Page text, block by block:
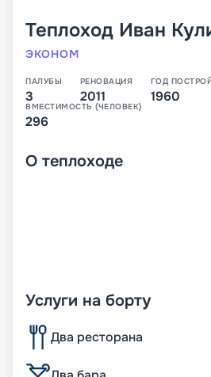
Теплоход Иван
ЭКОНОМ
ПАЛУБЫ
3
РЕНОВАЦИЯ
2011
ГОД
1960
ВМЕСТИМОСТЬ (ЧЕЛОВЕК)
296
О теплоходе
Услуги на борту
Два ресторана